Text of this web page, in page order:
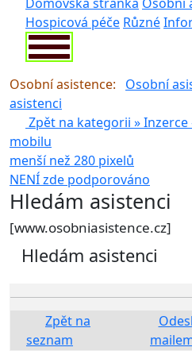
Hospicová péče Různé
Osobní asistence: Osobní
asistenci
Zpět na kategorii »Inzerce
mobilu
menší než 280 pixelů
NENÍ zde podporováno
Hledám asistenci
[www.osobniasistence.cz]
Hledám asistenci
Zpět na
seznam